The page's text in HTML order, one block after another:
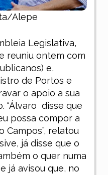
Alepe
Legislativa,
reuniu ontem com
e,
de Portos e
o apoio a sua
“Álvaro disse que
possa compor a
Campos”, relatou
já disse que o
o quer numa
já avisou que, no